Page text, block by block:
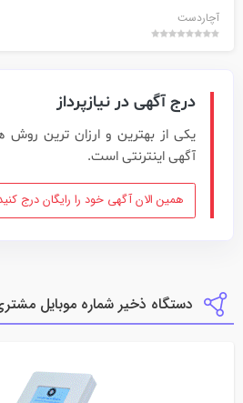
آچاردست
درج آگهی در نیازپرداز
یکی از بهترین و ارزان ترین روش
آگهی اینترنتی است.
همین الان آگهی خود را رایگان درج
دستگاه ذخیر شماره موبایل